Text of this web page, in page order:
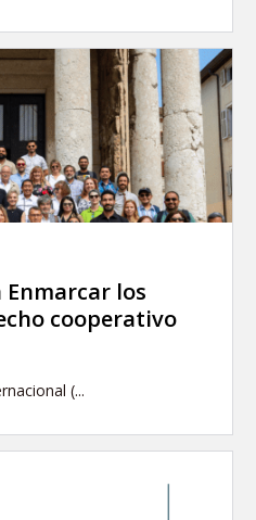
Enmarcar los
cooperativo
(...